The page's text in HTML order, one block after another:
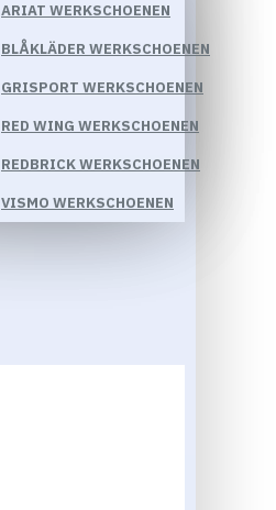
ARIAT WERKSCHOENEN
BLÅKLÄDER WERKSCHOENEN
GRISPORT WERKSCHOENEN
RED WING WERKSCHOENEN
REDBRICK WERKSCHOENEN
VISMO WERKSCHOENEN